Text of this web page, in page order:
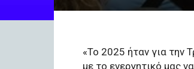
«Το 2025 ήταν για την
με το ενεργητικό μας